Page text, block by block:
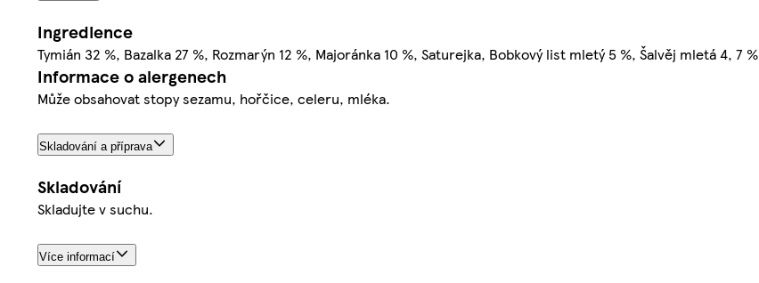
Ingredience
Tymián 32 %, Bazalka 27 %, Rozmarýn 12 %, Majoránka 10 %, Saturejka, Bobkový list mletý 5 %, Šalvěj mletá 4, 7 %
Informace o alergenech
Může obsahovat stopy sezamu, hořčice, celeru, mléka.
Skladování a příprava
Skladování
Skladujte v suchu.
Více informací